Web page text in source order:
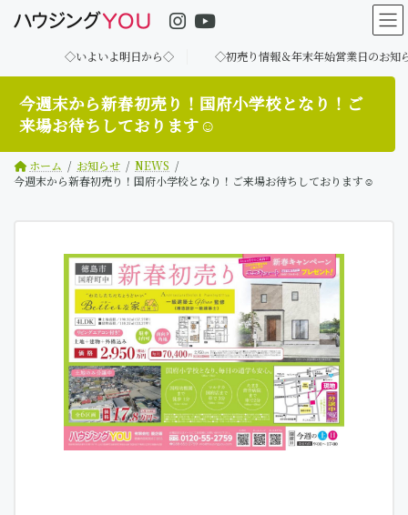
ツ
ッ
シ
移
◇いよいよ明日から◇ ◇初売り情報＆年末年始営業日のお知らせ◇
今週末から新春初売り！国府小学校となり！ご
来場お待ちしております☺
ホーム お知らせ
NEWS
今週末から新春初売り！国府小学校となり！ご来場お待ちしております☺